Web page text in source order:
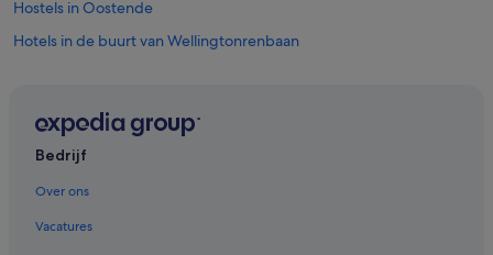
Hostels in Oostende
Hotels in de buurt van Wellingtonrenbaan
Vakantieparken in Oostende
Bedrijf
Over ons
Vacatures